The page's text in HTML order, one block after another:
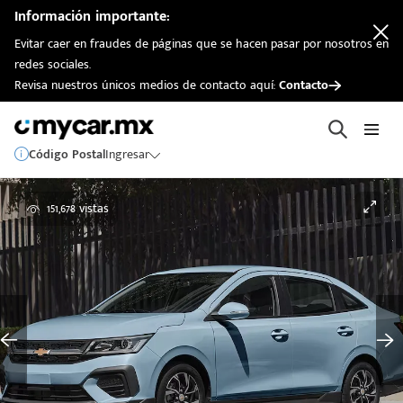
Información importante:
Evitar caer en fraudes de páginas que se hacen pasar por nosotros en
redes sociales.
Revisa nuestros únicos medios de contacto aquí:Contacto
Código PostalIngresar
151,678 vistas